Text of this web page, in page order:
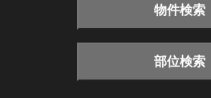
物件検索
部位検索